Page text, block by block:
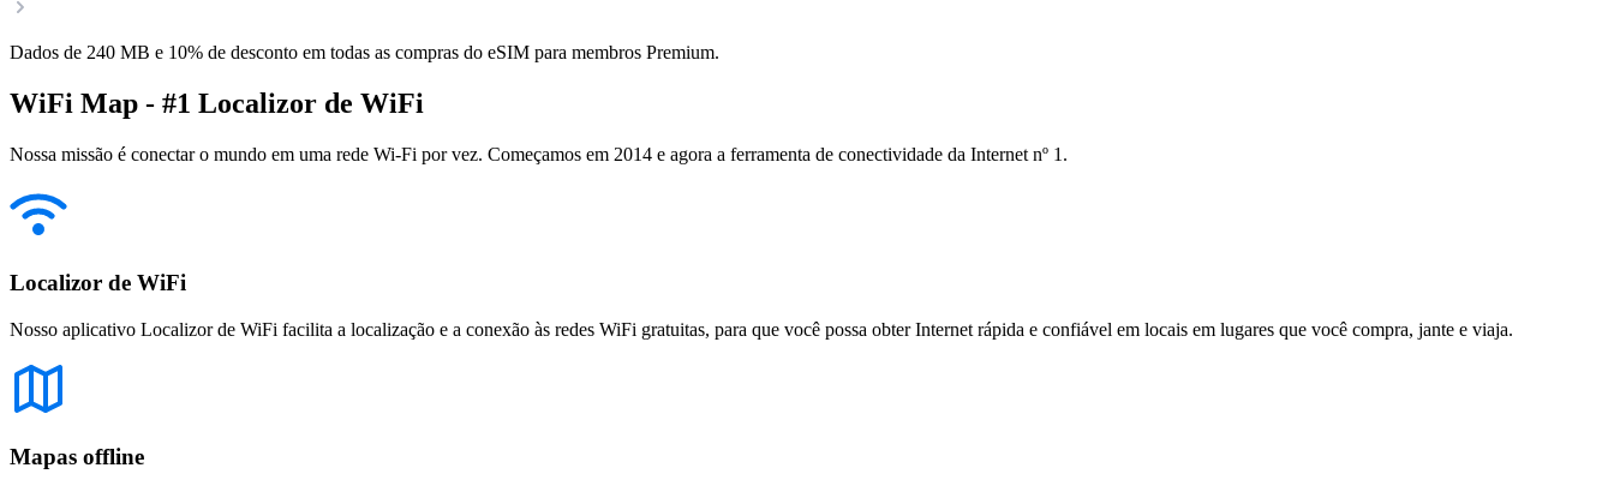
Dados de 240 MB e 10% de desconto em todas as compras do eSIM para membros Premium.
WiFi Map - #1 Localizor de WiFi
Nossa missão é conectar o mundo em uma rede Wi-Fi por vez. Começamos em 2014 e agora a ferramenta de conectividade da Internet nº 1.
Localizor de WiFi
Nosso aplicativo Localizor de WiFi facilita a localização e a conexão às redes WiFi gratuitas, para que você possa obter Internet rápida e confiável em locais em lugares que você compra, jante e viaja.
Mapas offline